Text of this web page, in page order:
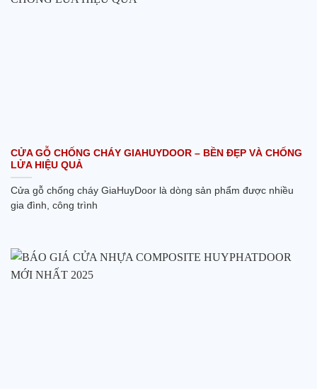
CỬA GỖ CHỐNG CHÁY GIAHUYDOOR – BỀN ĐẸP VÀ CHỐNG
LỬA HIỆU QUẢ
Cửa gỗ chống cháy GiaHuyDoor là dòng sản phẩm được nhiều
gia đình, công trình